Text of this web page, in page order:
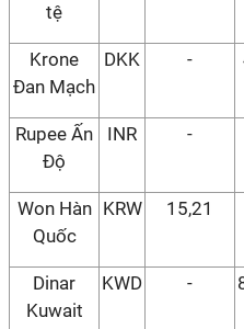
tệ
Krone
Đan Mạch
DKK -
Rupee Ấn
Độ
INR -
Won Hàn
Quốc
KRW 15,21
Dinar
Kuwait
KWD -